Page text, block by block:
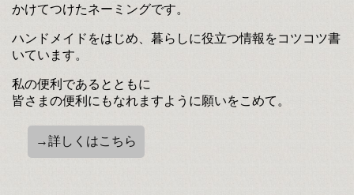
かけてつけたネーミングです。
ハンドメイドをはじめ、暮らしに役立つ情報をコツコツ書
いています。
私の便利であるとともに
皆さまの便利にもなれますように願いをこめて。
→詳しくはこちら